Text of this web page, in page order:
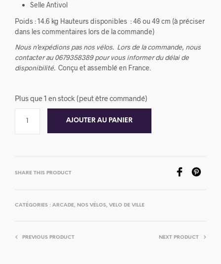
Selle Antivol
Poids : 14.6 kg Hauteurs disponibles : 46 ou 49 cm (à préciser
dans les commentaires lors de la commande)
Nous n’expédions pas nos vélos. Lors de la commande, nous
contacter au 0679358389 pour vous informer du délai de
disponibilité. Conçu et assemblé en France.
Plus que 1 en stock (peut être commandé)
AJOUTER AU PANIER
SHARE THIS PRODUCT
CATÉGORIES : ARCADE, NOS VÉLOS, VELO DE VILLE
PREVIOUS PRODUCT NEXT PRODUCT